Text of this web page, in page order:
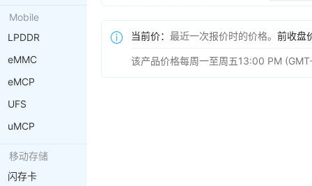
Mobile
LPDDR
eMMC
eMCP
UFS
uMCP
移动存储
闪存卡
当前价： 最近一次报价时的价格。 前收盘
该产品价格每周一至周五13:00 PM